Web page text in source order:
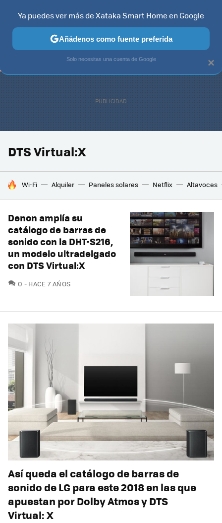
TELEVISORES CONTENIDOS SMART TV SELECCIÓN
DTS Virtual:X
HOY SE HABLA DE
Wi-Fi Alquiler Paneles solares Netflix Altavoces
Denon amplía su
catálogo de barras de
sonido con la DHT-S216,
un modelo ultradelgado
con DTS Virtual:X
0 COMENTARIOS
HACE 7 AÑOS
Así queda el catálogo de barras de
sonido de LG para este 2018 en las que
apuestan por Dolby Atmos y DTS
Virtual: X
×
Ya puedes ver más de Xataka Smart Home en Google
Añádenos como fuente preferida
Solo necesitas una cuenta de Google